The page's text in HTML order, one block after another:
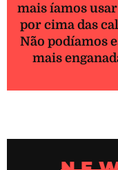
mais íamos
por cima das
Não podíamos
mais